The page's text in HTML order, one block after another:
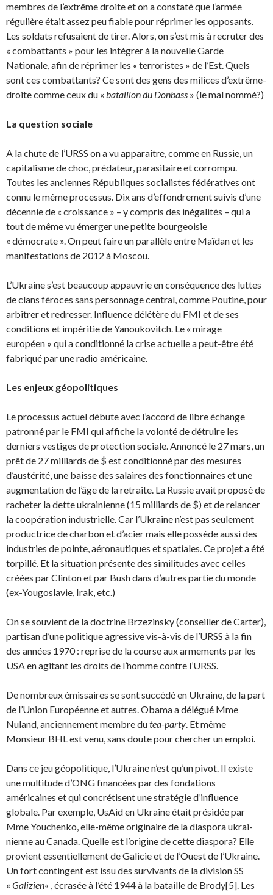
membres de l’extrême droite et on a constaté que l’armée
régulière était assez peu fiable pour réprimer les opposants.
Les soldats refusaient de tirer. Alors, on s’est mis à recruter des
« combattants » pour les intégrer à la nouvelle Garde
Nationale, afin de réprimer les « terroristes » de l’Est. Quels
sont ces combattants? Ce sont des gens des milices d’extrême-
droite comme ceux du « bataillon du Donbass » (le mal nommé?)
La question sociale
A la chute de l’URSS on a vu apparaître, comme en Russie, un
capitalisme de choc, prédateur, parasitaire et corrompu.
Toutes les anciennes Républiques socialistes fédératives ont
connu le même processus. Dix ans d’effondrement suivis d’une
décennie de « croissance » – y compris des inégalités – qui a
tout de même vu émerger une petite bourgeoisie
« démocrate ». On peut faire un parallèle entre Maïdan et les
manifestations de 2012 à Moscou.
L’Ukraine s’est beaucoup appauvrie en conséquence des luttes
de clans féroces sans personnage central, comme Poutine, pour
arbitrer et redresser. Influence délétère du FMI et de ses
conditions et impéritie de Yanoukovitch. Le « mirage
européen » qui a conditionné la crise actuelle a peut-être été
fabriqué par une radio américaine.
Les enjeux géopolitiques
Le processus actuel débute avec l’accord de libre échange
patronné par le FMI qui affiche la volonté de détruire les
derniers vestiges de protection sociale. Annoncé le 27 mars, un
prêt de 27 milliards de $ est conditionné par des mesures
d’austérité, une baisse des salaires des fonction­naires et une
augmentation de l’âge de la retraite. La Russie avait proposé de
racheter la dette ukrainienne (15 milliards de $) et de relancer
la coopération industrielle. Car l’Ukraine n’est pas seulement
productrice de charbon et d’acier mais elle possède aussi des
industries de pointe, aéronautiques et spatiales. Ce projet a été
torpillé. Et la situation présente des similitudes avec celles
créées par Clinton et par Bush dans d’autres partie du monde
(ex-Yougoslavie, Irak, etc.)
On se souvient de la doctrine Brzezinsky (conseiller de Carter),
partisan d’une politique agressive vis-à-vis de l’URSS à la fin
des années 1970 : reprise de la course aux armements par les
USA en agitant les droits de l’homme contre l’URSS.
De nombreux émissaires se sont succédé en Ukraine, de la part
de l’Union Européenne et autres. Obama a délégué Mme
Nuland, anciennement membre dutea-party. Et même
Monsieur BHL est venu, sans doute pour chercher un emploi.
Dans ce jeu géopolitique, l’Ukraine n’est qu’un pivot. Il existe
une multitude d’ONG financées par des fondations
américaines et qui concrétisent une stratégie d’influence
globale. Par exemple, UsAid en Ukraine était présidée par
Mme Youchenko, elle-même originaire de la diaspora ukrai­
nienne au Canada. Quelle est l’origine de cette diaspora? Elle
provient essentiellement de Galicie et de l’Ouest de l’Ukraine.
Un fort contingent est issu des survivants de la division SS
« Galizien« , écrasée à l’été 1944 à la bataille de Brody[5]. Les